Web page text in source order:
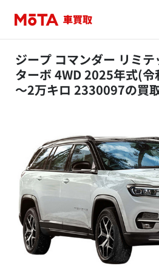
ジープ コマンダー リミ
ターボ 4WD 2025年式(
～2万キロ 2330097の買